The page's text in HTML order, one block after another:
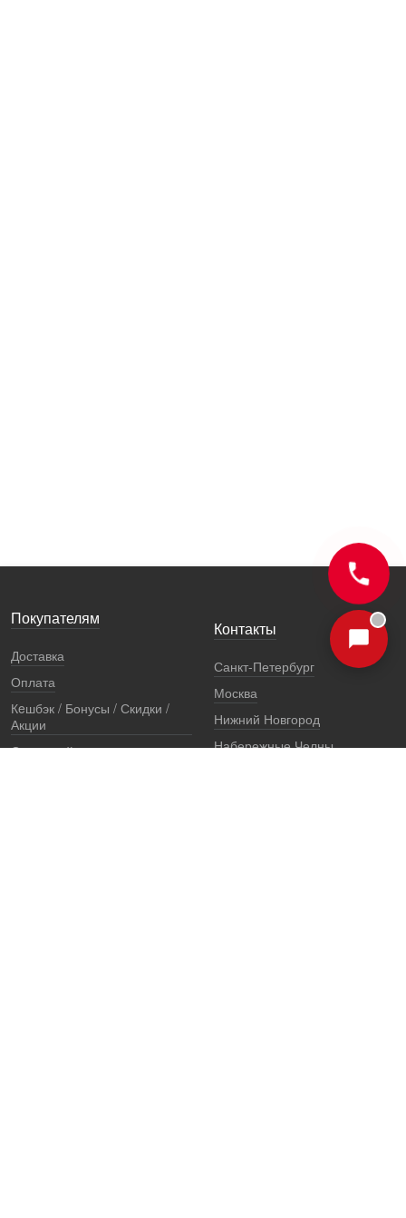
Покупателям
Доставка
Оплата
Кeшбэк / Бонусы / Скидки /
Акции
Остерегайтесь подделок
Контакты
Санкт-Петербург
Москва
Нижний Новгород
Набережные Челны